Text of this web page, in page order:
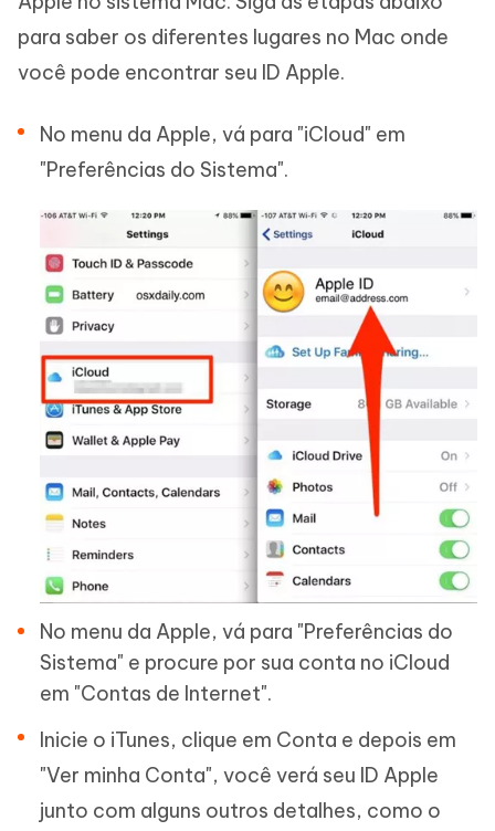
para saber os diferentes lugares no Mac onde
você pode encontrar seu ID Apple.
No menu da Apple, vá para "iCloud" em
"Preferências do Sistema".
No menu da Apple, vá para "Preferências do
Sistema" e procure por sua conta no iCloud
em "Contas de Internet".
Inicie o iTunes, clique em Conta e depois em
"Ver minha Conta", você verá seu ID Apple
junto com alguns outros detalhes, como o